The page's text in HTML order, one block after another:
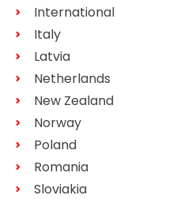
International
Italy
Latvia
Netherlands
New Zealand
Norway
Poland
Romania
Sloviakia